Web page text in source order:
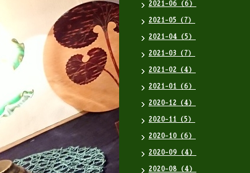
2021-06（6）
2021-05（7）
2021-04（5）
2021-03（7）
2021-02（4）
2021-01（6）
2020-12（4）
2020-11（5）
2020-10（6）
2020-09（4）
2020-08（4）